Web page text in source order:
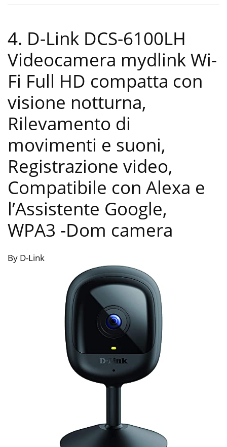
4. D-Link DCS-6100LH
Videocamera mydlink Wi-
Fi Full HD compatta con
visione notturna,
Rilevamento di
movimenti e suoni,
Registrazione video,
Compatibile con Alexa e
l’Assistente Google,
WPA3 -Dom camera
By D-Link